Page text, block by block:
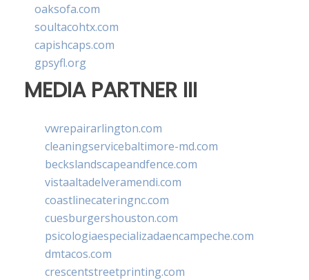
oaksofa.com
soultacohtx.com
capishcaps.com
gpsyfl.org
MEDIA PARTNER III
vwrepairarlington.com
cleaningservicebaltimore-md.com
beckslandscapeandfence.com
vistaaltadelveramendi.com
coastlinecateringnc.com
cuesburgershouston.com
psicologiaespecializadaencampeche.com
dmtacos.com
crescentstreetprinting.com